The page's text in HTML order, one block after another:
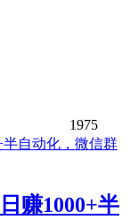
1975
赚1000+半